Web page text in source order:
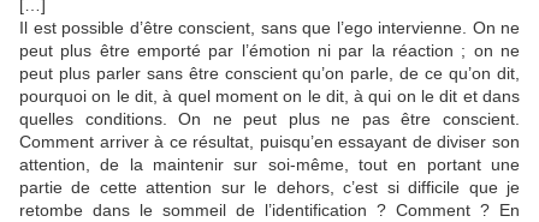
[…]
Il est possible d’être conscient, sans que l’ego intervienne. On ne
peut plus être emporté par l’émotion ni par la réaction ; on ne
peut plus parler sans être conscient qu’on parle, de ce qu’on dit,
pourquoi on le dit, à quel moment on le dit, à qui on le dit et dans
quelles conditions. On ne peut plus ne pas être conscient.
Comment arriver à ce résultat, puisqu’en essayant de diviser son
attention, de la maintenir sur soi-même, tout en portant une
partie de cette attention sur le dehors, c’est si difficile que je
retombe dans le sommeil de l’identification ? Comment ? En